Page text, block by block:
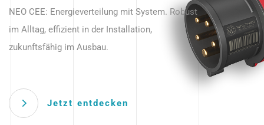
beginnt hier.
NEO CEE: Energieverteilung mit System. Robust
im Alltag, effizient in der Installation,
zukunftsfähig im Ausbau.
Jetzt entdecken
Anwendungen – robust, IP-geschützt und
zukunftsfähig.